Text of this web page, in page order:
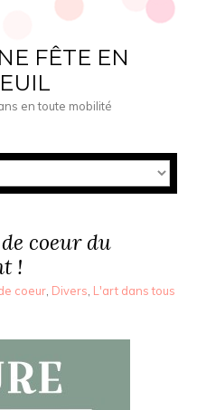
FÊTE EN
en toute mobilité
coeur du
!
coeur Divers L'art dans tous